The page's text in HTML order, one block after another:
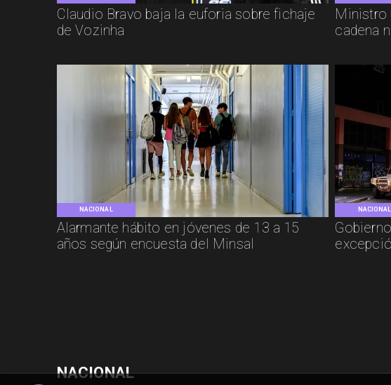
Claudio Bravo baja la euforia sobre fichaje
de Vozinha
Ministro
cadena
NACIONAL
Alarmante hábito en jóvenes de 13 a 15
años según encuesta del Minsal
NACIONAL
NACIONAL